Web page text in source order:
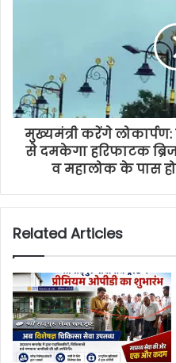
मुख्यमंत्री करेंगे लोकार्पण:
से दमकेगा हरिफाटक
व महालोक के पास
Related Articles